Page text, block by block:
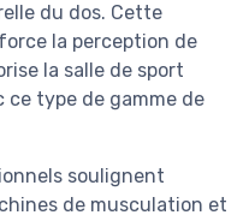
du dos. Cette
la perception de
la salle de sport
ce type de gamme de
soulignent
de musculation et